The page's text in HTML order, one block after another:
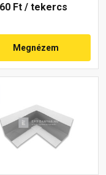
Ft / tekercs
Megnézem